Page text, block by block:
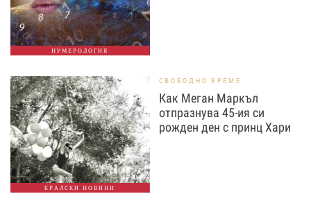
НУМЕРОЛОГИЯ
КРАЛСКИ НОВИНИ
СВОБОДНО ВРЕМЕ
Как Меган Маркъл
отпразнува 45-ия си
рожден ден с принц Хари